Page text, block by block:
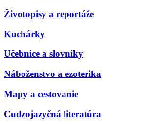
Životopisy a reportáže
Kuchárky
Učebnice a slovníky
Náboženstvo a ezoterika
Mapy a cestovanie
Cudzojazyčná literatúra